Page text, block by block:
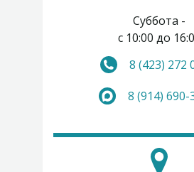
Суббота -
с 10:00 до
Воскресенье -
8 (423) 272
8 (914) 690-